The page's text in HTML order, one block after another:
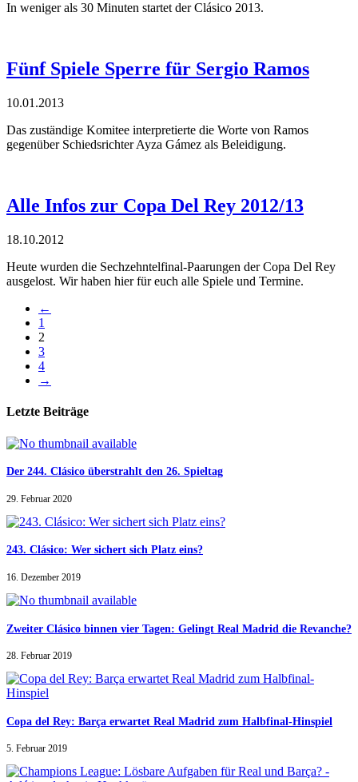
In weniger als 30 Minuten startet der Clásico 2013.
Fünf Spiele Sperre für Sergio Ramos
10.01.2013
Das zuständige Komitee interpretierte die Worte von Ramos
gegenüber Schiedsrichter Ayza Gámez als Beleidigung.
Alle Infos zur Copa Del Rey 2012/13
18.10.2012
Heute wurden die Sechzehntelfinal-Paarungen der Copa Del Rey
ausgelost. Wir haben hier für euch alle Spiele und Termine.
←
1
2
3
4
→
Letzte Beiträge
Der 244. Clásico überstrahlt den 26. Spieltag
29. Februar 2020
243. Clásico: Wer sichert sich Platz eins?
16. Dezember 2019
Zweiter Clásico binnen vier Tagen: Gelingt Real Madrid die Revanche?
28. Februar 2019
Copa del Rey: Barça erwartet Real Madrid zum Halbfinal-Hinspiel
5. Februar 2019